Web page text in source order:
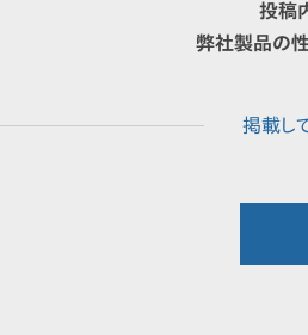
投稿
弊社製品の性